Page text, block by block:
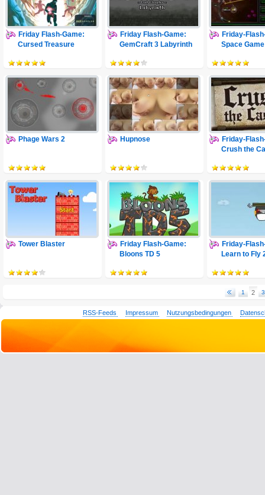
Friday Flash-Game:
Cursed Treasure
Friday Flash-Game:
GemCraft 3 Labyrinth
Friday-
Space
Phage Wars 2 Hupnose
Friday-
Crush the
Tower Blaster
Friday Flash-Game:
Bloons TD 5
Friday-
Learn to Fly
1 2 3
RSS-Feeds Impressum Nutzungsbedingungen